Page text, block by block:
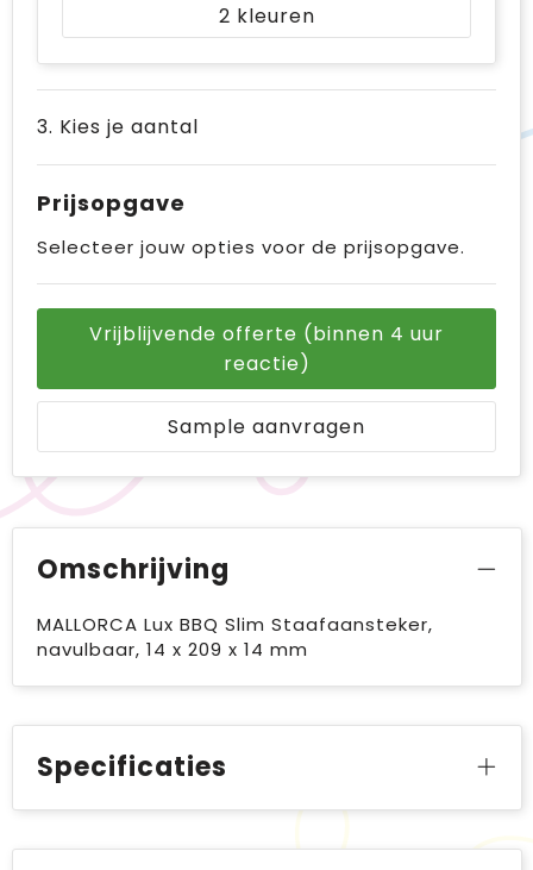
2
3. Kies je aantal
Prijsopgave
Selecteer jouw opties voor de prijsopgave.
Vrijblijvende offerte (binnen 4 uur
reactie)
Sample aanvragen
Omschrijving
MALLORCA Lux BBQ Slim Staafaansteker,
navulbaar, 14 x 209 x 14 mm
Specificaties